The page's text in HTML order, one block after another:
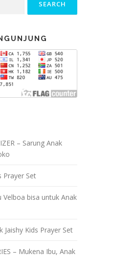
– Sarung Anak
Prayer Set
Velboa bisa untuk Anak
Jaishy Kids Prayer Set
– Mukena Ibu, Anak